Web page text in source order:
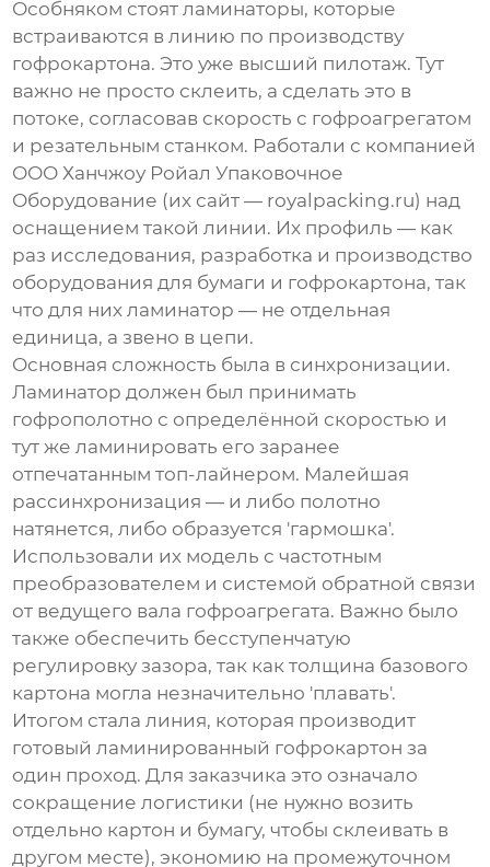
Особняком стоят ламинаторы, которые
встраиваются в линию по производству
гофрокартона. Это уже высший пилотаж. Тут
важно не просто склеить, а сделать это в
потоке, согласовав скорость с гофроагрегатом
и резательным станком. Работали с компанией
ООО Ханчжоу Ройал Упаковочное
Оборудование (их сайт — royalpacking.ru) над
оснащением такой линии. Их профиль — как
раз исследования, разработка и производство
оборудования для бумаги и гофрокартона, так
что для них ламинатор — не отдельная
единица, а звено в цепи.
Основная сложность была в синхронизации.
Ламинатор должен был принимать
гофрополотно с определённой скоростью и
тут же ламинировать его заранее
отпечатанным топ-лайнером. Малейшая
рассинхронизация — и либо полотно
натянется, либо образуется 'гармошка'.
Использовали их модель с частотным
преобразователем и системой обратной связи
от ведущего вала гофроагрегата. Важно было
также обеспечить бесступенчатую
регулировку зазора, так как толщина базового
картона могла незначительно 'плавать'.
Итогом стала линия, которая производит
готовый ламинированный гофрокартон за
один проход. Для заказчика это означало
сокращение логистики (не нужно возить
отдельно картон и бумагу, чтобы склеивать в
другом месте), экономию на промежуточном